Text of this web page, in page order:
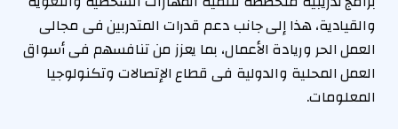
والقيادية، هذا إلى جانب دعم قدرات المتدربين فى مجالى
العمل الحر وريادة الأعمال، بما يعزز من تنافسهم فى أسواق
العمل المحلية والدولية فى قطاع الإتصالات وتكنولوجيا
المعلومات.